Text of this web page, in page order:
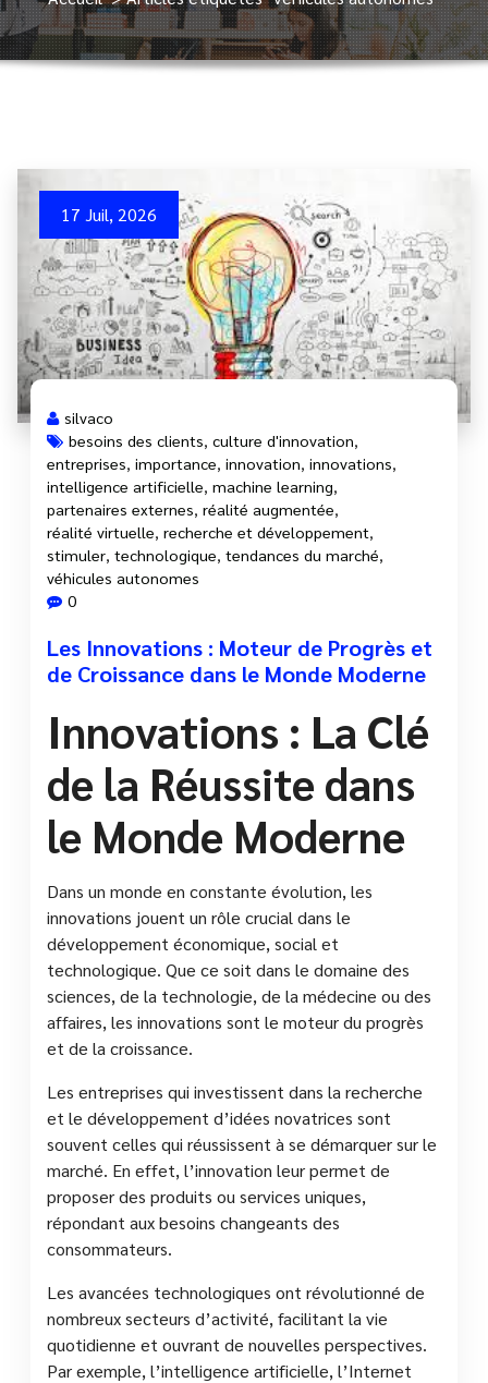
17 Juil, 2026
silvaco
besoins des clients culture d'innovation
entreprises importance innovation innovations
intelligence artificielle machine learning
partenaires externes réalité augmentée
réalité virtuelle recherche et développement
stimuler technologique tendances du marché
véhicules autonomes
0
Les Innovations : Moteur de Progrès et
de Croissance dans le Monde Moderne
Innovations : La Clé
de la Réussite dans
le Monde Moderne
Dans un monde en constante évolution, les
innovations jouent un rôle crucial dans le
développement économique, social et
technologique. Que ce soit dans le domaine des
sciences, de la technologie, de la médecine ou des
affaires, les innovations sont le moteur du progrès
et de la croissance.
Les entreprises qui investissent dans la recherche
et le développement d’idées novatrices sont
souvent celles qui réussissent à se démarquer sur le
marché. En effet, l’innovation leur permet de
proposer des produits ou services uniques,
répondant aux besoins changeants des
consommateurs.
Les avancées technologiques ont révolutionné de
nombreux secteurs d’activité, facilitant la vie
quotidienne et ouvrant de nouvelles perspectives.
Par exemple, l’intelligence artificielle, l’Internet